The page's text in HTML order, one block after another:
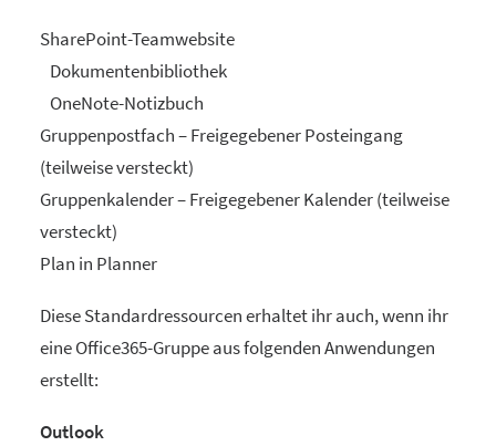
SharePoint-Teamwebsite
Dokumentenbibliothek
OneNote-Notizbuch
Gruppenpostfach – Freigegebener Posteingang
(teilweise versteckt)
Gruppenkalender – Freigegebener Kalender (teilweise
versteckt)
Plan in Planner
Diese Standardressourcen erhaltet ihr auch, wenn ihr
eine Office365-Gruppe aus folgenden Anwendungen
erstellt:
Outlook